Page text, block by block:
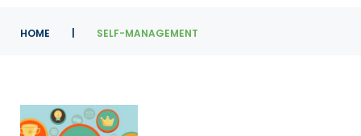
HOME SELF-MANAGEMENT
Schlagwort:
self-
management